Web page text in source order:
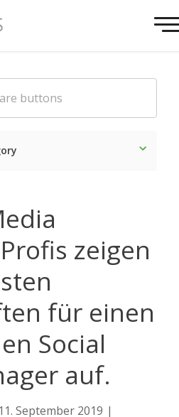
zeigen
für einen
Social
auf.
September 2019 |